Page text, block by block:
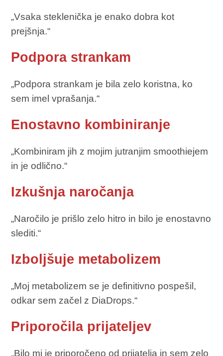
„Vsaka steklenička je enako dobra kot
prejšnja.“
Podpora strankam
„Podpora strankam je bila zelo koristna, ko
sem imel vprašanja.“
Enostavno kombiniranje
„Kombiniram jih z mojim jutranjim smoothiejem
in je odlično.“
Izkušnja naročanja
„Naročilo je prišlo zelo hitro in bilo je enostavno
slediti.“
Izboljšuje metabolizem
„Moj metabolizem se je definitivno pospešil,
odkar sem začel z DiaDrops.“
Priporočila prijateljev
„Bilo mi je priporočeno od prijatelja in sem zelo